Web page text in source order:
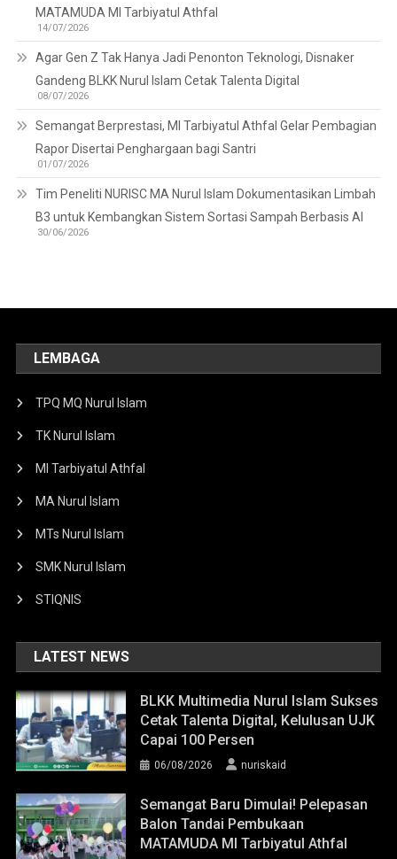
MATAMUDA MI Tarbiyatul Athfal
14/07/2026
Agar Gen Z Tak Hanya Jadi Penonton Teknologi, Disnaker
Gandeng BLKK Nurul Islam Cetak Talenta Digital
08/07/2026
Semangat Berprestasi, MI Tarbiyatul Athfal Gelar Pembagian
Rapor Disertai Penghargaan bagi Santri
01/07/2026
Tim Peneliti NURISC MA Nurul Islam Dokumentasikan Limbah
B3 untuk Kembangkan Sistem Sortasi Sampah Berbasis AI
30/06/2026
LEMBAGA
TPQ MQ Nurul Islam
TK Nurul Islam
MI Tarbiyatul Athfal
MA Nurul Islam
MTs Nurul Islam
SMK Nurul Islam
STIQNIS
LATEST NEWS
BLKK Multimedia Nurul Islam Sukses
Cetak Talenta Digital, Kelulusan UJK
Capai 100 Persen
06/08/2026 nuriskaid
Semangat Baru Dimulai! Pelepasan
Balon Tandai Pembukaan
MATAMUDA MI Tarbiyatul Athfal